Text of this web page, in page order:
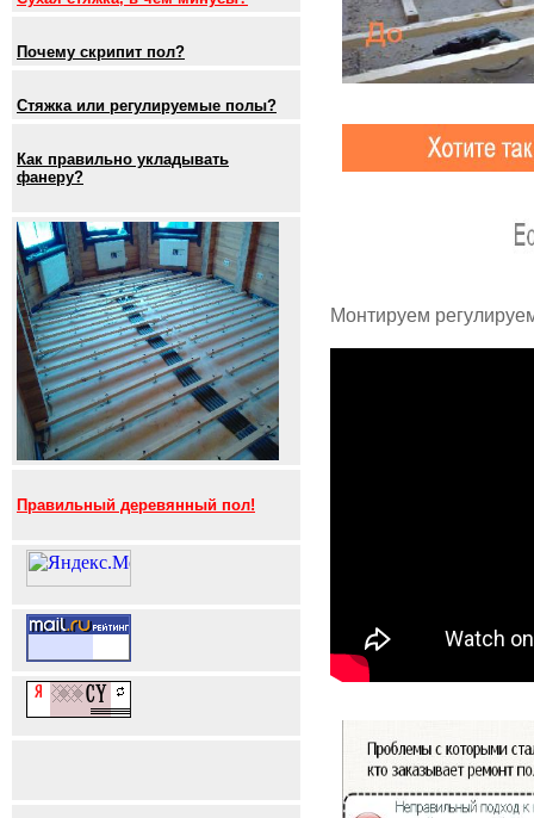
Почему скрипит пол?
Стяжка или регулируемые полы?
Как правильно укладывать
фанеру?
Правильный деревянный пол!
Монтируем